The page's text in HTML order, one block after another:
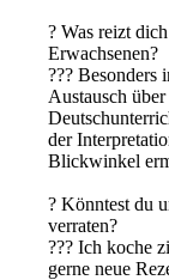
? Was reizt
Erwachsenen?⁣⁣
??‍? Besonders
Austausch
der
Blickwinkel
? Könntest du
verraten?⁣⁣
??‍? Ich koche
gerne neue